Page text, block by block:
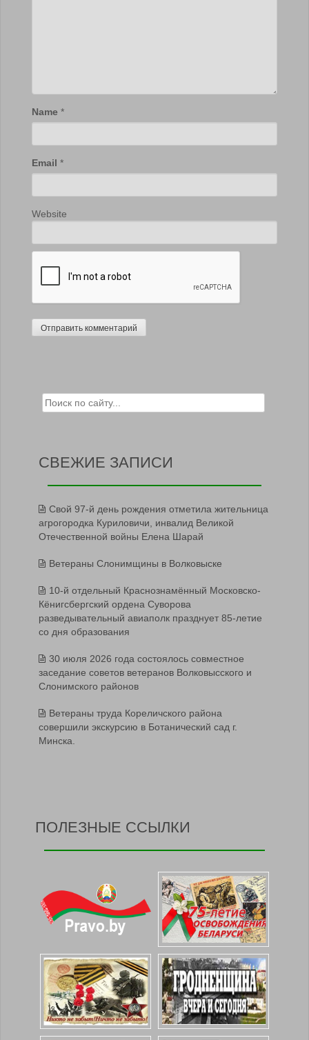
Name *
Email *
Website
Search for:
СВЕЖИЕ ЗАПИСИ
Свой 97-й день рождения отметила жительница
агрогородка Куриловичи, инвалид Великой
Отечественной войны Елена Шарай
Ветераны Слонимщины в Волковыске
10-й отдельный Краснознамённый Московско-
Кёнигсбергский ордена Суворова
разведывательный авиаполк празднует 85-летие
со дня образования
30 июля 2026 года состоялось совместное
заседание советов ветеранов Волковысского и
Слонимского районов
Ветераны труда Кореличского района
совершили экскурсию в Ботанический сад г.
Минска.
ПОЛЕЗНЫЕ ССЫЛКИ